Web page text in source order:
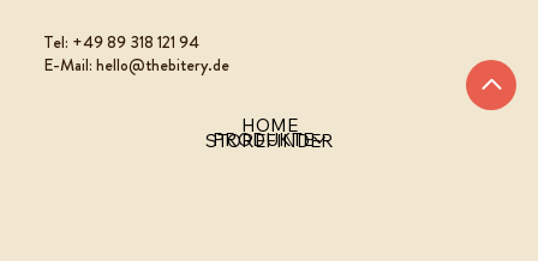
Tel: +49 89 318 121 94
E-Mail: hello@thebitery.de
HOME
PRODUKTE
STOREFINDER